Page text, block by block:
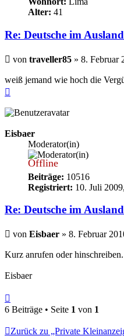
Alter: 41
Re: Deutsche im
Beitrag
von traveller85 » 8. Februar
weiß jemand wie hoch die
Eisbaer
Moderator(in)
Offline
Beiträge: 10516
Registriert: 10. Juli
Re: Deutsche im
Beitrag
von Eisbaer » 8. Februar
Kurz anrufen oder hinschreiben.
Eisbaer
oben
6 Beiträge • Seite 1 von 1
Zurück zu „Private